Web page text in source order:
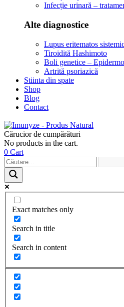
Infecție urinară –
Alte diagnostice
Lupus eritematos
Tiroidită Hashimoto
Boli genetice –
Artrită psoriazică
Stiinta din spate
Shop
Blog
Contact
Cărucior de cumpărături
No products in the cart.
0 Cart
Exact matches only
Search in title
Search in content